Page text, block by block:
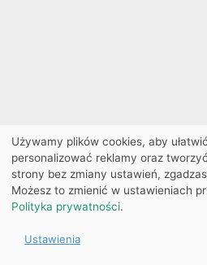
Używamy plików cookies, aby
personalizować reklamy oraz
strony bez zmiany ustawień,
Możesz to zmienić w ustawieniach
Polityka prywatności.
Ustawienia